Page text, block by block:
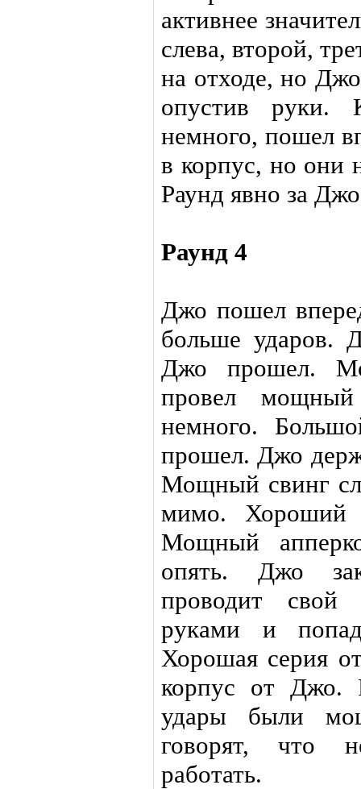
активнее
слева, второй,
на отходе, но
опустив руки.
немного, пошел
в корпус, но они
Раунд явно за
Раунд 4
Джо пошел
больше ударов.
Джо прошел.
провел
немного.
прошел. Джо
Мощный свинг
мимо. Хороший
Мощный
опять. Джо
проводит свой
руками и
Хорошая серия
корпус от Джо.
удары были
говорят, что
работать.